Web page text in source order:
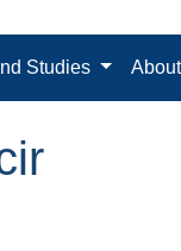
Studies